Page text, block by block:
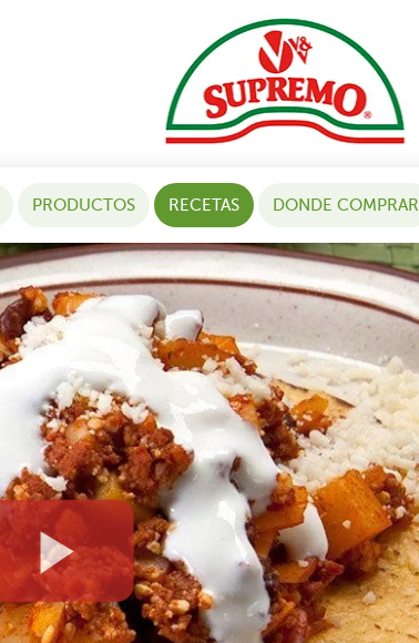
PRODUCTOS RECETAS DONDE COMPRAR